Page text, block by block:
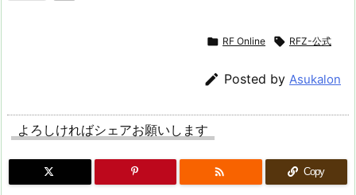
 RF Online  RFZ-公式
 Posted by Asukalon
よろしければシェアお願いします
 Copy